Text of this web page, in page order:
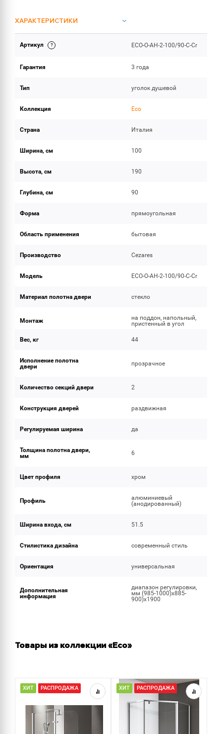
ХАРАКТЕРИСТИКИ
ОБЪЕМ ПОСТАВКИ
Артикул ECO-O-AH-2-100/90-C-Cr
Гарантия 3 года
Тип уголок душевой
Коллекция Eco
Страна Италия
Ширина, см 100
Высота, см 190
Глубина, см 90
Форма прямоугольная
Область применения бытовая
Производство Cezares
Модель ECO-O-AH-2-100/90-C-Cr
Материал полотна двери стекло
Монтаж
на поддон, напольный,
пристенный в угол
Вес, кг 44
Исполнение полотна
двери
прозрачное
Количество секций двери 2
Конструкция дверей раздвижная
Регулируемая ширина да
Толщина полотна двери,
мм
6
Цвет профиля хром
Профиль
алюминиевый
(анодированный)
Ширина входа, см 51.5
Стилистика дизайна современный стиль
Ориентация универсальная
Дополнительная
информация
диапазон регулировки,
мм (985-1000)x885-
900)х1900
Товары из коллекции «Eco»
ХИТ РАСПРОДАЖА ХИТ РАСПРОДАЖА